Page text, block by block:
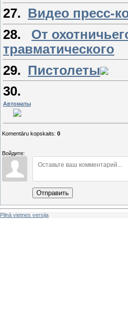
27. Видео пресс-
28. От
травматического
29. Пистолеты
30.
Автоматы
Komentāru kopskaits: 0
Войдите:
Отправить
Pilnā vietnes versija